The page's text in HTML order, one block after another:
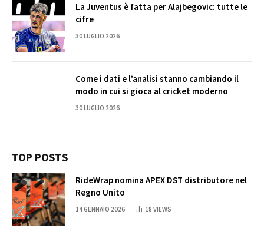
La Juventus è fatta per Alajbegovic: tutte le
cifre
30 LUGLIO 2026
Come i dati e l’analisi stanno cambiando il
modo in cui si gioca al cricket moderno
30 LUGLIO 2026
TOP POSTS
RideWrap nomina APEX DST distributore nel
Regno Unito
14 GENNAIO 2026 18 VIEWS